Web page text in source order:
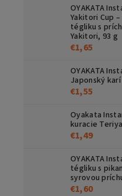
OYAKATA
Yakitori Cup
tégliku s
Yakitori, 93 g
€1,65
OYAKATA
Japonský
€1,55
Oyakata
kuracie
€1,49
OYAKATA
tégliku s
syrovou
€1,60